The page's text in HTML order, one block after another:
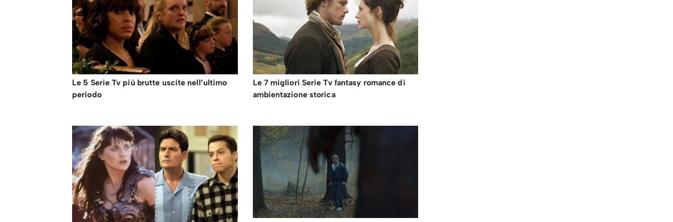
Le 5 Serie Tv più brutte uscite nell’ultimo
periodo
Le 7 migliori Serie Tv fantasy romance di
ambientazione storica